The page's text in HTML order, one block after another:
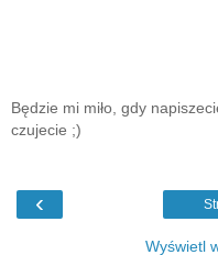
Będzie mi miło, gdy
czujecie ;)
‹
Wyświetl